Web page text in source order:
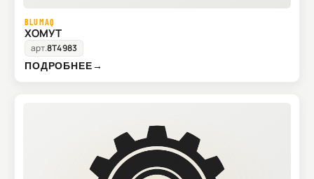
BLUMAQ
ХОМУТ
арт.8T4983
ПОДРОБНЕЕ→